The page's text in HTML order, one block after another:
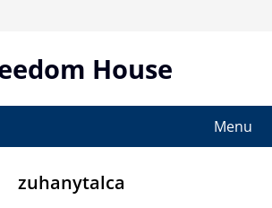
House
Menu
zuhanytalca